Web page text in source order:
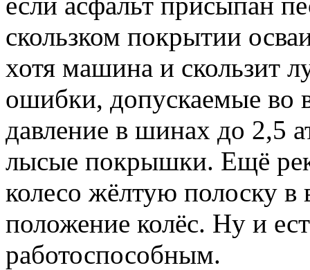
скользком покрытии
хотя машина и скользит
ошибки, допускаемые во
давление в шинах до 2,5
лысые покрышки. Ещё
колесо жёлтую полоску в
положение колёс. Ну и
работоспособным.